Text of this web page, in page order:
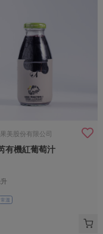
美股份有限公司
有機紅葡萄汁
常溫